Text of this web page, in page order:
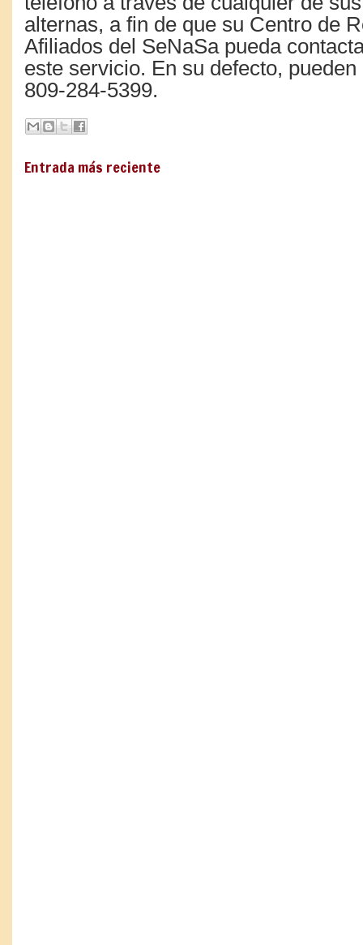
alternas, a fin de que su Centro de
Afiliados del SeNaSa pueda
este servicio. En su defecto,
809-284-5399.
Entrada más reciente